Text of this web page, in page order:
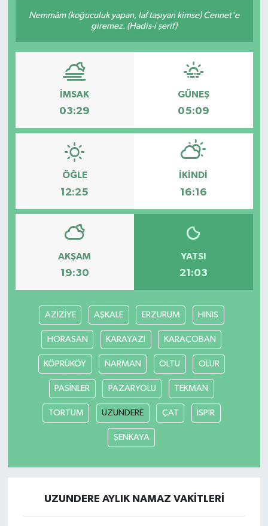
Nemmâm (koğuculuk yapan, laf taşıyan kimse) Cennet'e
giremez. (Hadis-i şerif)
İMSAK
03:29
GÜNEŞ
05:09
ÖĞLE
12:25
İKINDI
16:16
AKŞAM
19:30
YATSI
21:03
AZİZİYE AŞKALE ERZURUM HINIS
HORASAN KARAYAZI KARAÇOBAN
KÖPRÜKÖY NARMAN OLTU OLUR
PASİNLER PAZARYOLU TEKMAN
TORTUM UZUNDERE ÇAT İSPİR
ŞENKAYA
UZUNDERE AYLIK NAMAZ VAKITLERI
KÜLTÜR-SANAT
Magazin
Medya
Politika
Siyaset
Türkiye